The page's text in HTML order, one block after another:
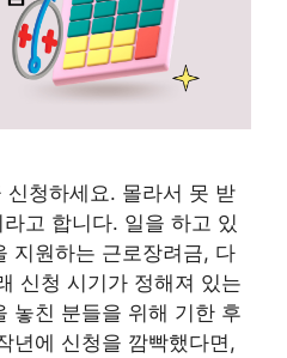
신청하세요. 몰라서 못 받
고 합니다. 일을 하고 있
지원하는 근로장려금, 다
신청 시기가 정해져 있는
놓친 분들을 위해 기한 후
년에 신청을 깜빡했다면,